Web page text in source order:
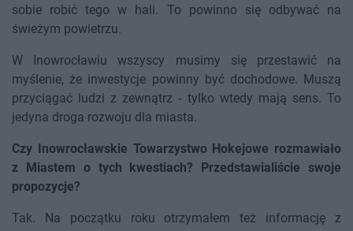
sobie robić tego w hali. To powinno się odbywać na
świeżym powietrzu.
W Inowrocławiu wszyscy musimy się przestawić na
myślenie, że inwestycje powinny być dochodowe. Muszą
przyciągać ludzi z zewnątrz - tylko wtedy mają sens. To
jedyna droga rozwoju dla miasta.
Czy Inowrocławskie Towarzystwo Hokejowe rozmawiało
z Miastem o tych kwestiach? Przedstawialiście swoje
propozycje?
Tak. Na początku roku otrzymałem też informację z